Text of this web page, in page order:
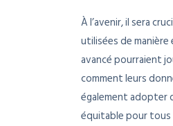
À l’avenir, il sera
utilisées de
avancé pourraient
comment leurs
également adopter
équitable pour